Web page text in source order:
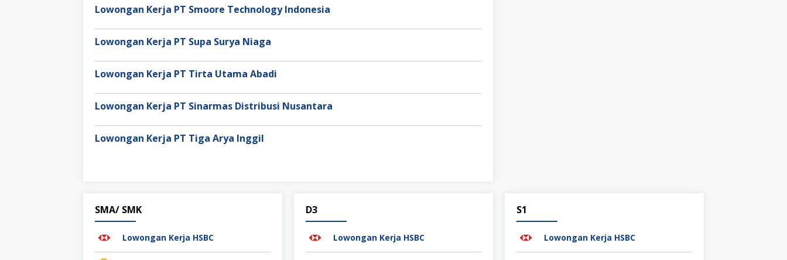
Lowongan Kerja PT Smoore Technology Indonesia
Lowongan Kerja PT Supa Surya Niaga
Lowongan Kerja PT Tirta Utama Abadi
Lowongan Kerja PT Sinarmas Distribusi Nusantara
Lowongan Kerja PT Tiga Arya Inggil
SMA/ SMK
Lowongan Kerja HSBC
D3
Lowongan Kerja HSBC
S1
Lowongan Kerja HSBC